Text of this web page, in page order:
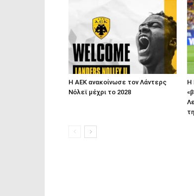
Η ΑΕΚ ανακοίνωσε τον Λάντερς
Νόλεϊ μέχρι το 2028
Η